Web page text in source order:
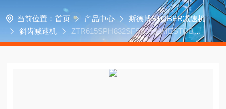
当前位置： 首页 产品中心
斯德博STOBER减速机
斜齿减速机
ZTR615SPH832SFSS0500MESTOBER
斯德博减速机P421SPR0070KX401VF0010